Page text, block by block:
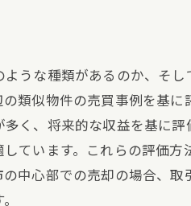
うな種類があるのか、そ
類似物件の売買事例を基
く、将来的な収益を基に
ています。これらの評価
中心部での売却の場合、